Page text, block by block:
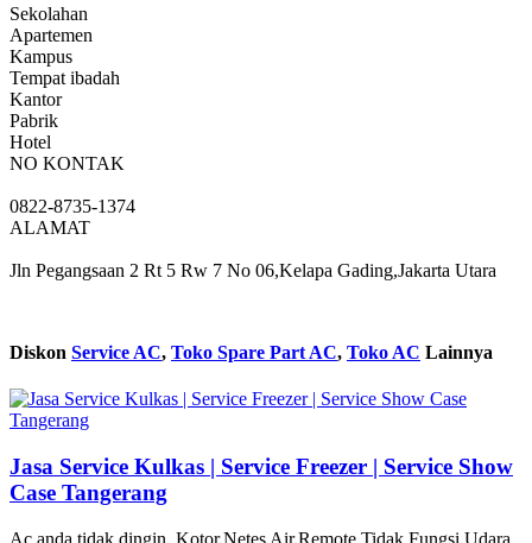
Sekolahan
Apartemen
Kampus
Tempat ibadah
Kantor
Pabrik
Hotel
NO KONTAK
0822-8735-1374
ALAMAT
Jln Pegangsaan 2 Rt 5 Rw 7 No 06,Kelapa Gading,Jakarta Utara
Diskon Service AC, Toko Spare Part AC, Toko AC Lainnya
Jasa Service Kulkas | Service Freezer | Service Show
Case Tangerang
Ac anda tidak dingin, Kotor,Netes Air,Remote Tidak Fungsi,Udara